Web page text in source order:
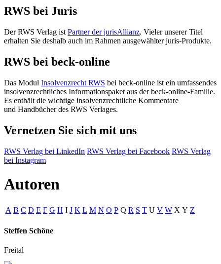
RWS bei Juris
Der RWS Verlag ist Partner der jurisAllianz. Vieler unserer Titel
erhalten Sie deshalb auch im Rahmen ausgewählter juris-Produkte.
RWS bei beck-online
Das Modul Insolvenzrecht RWS bei beck-online ist ein umfassendes
insolvenzrechtliches Informationspaket aus der beck-online-Familie.
Es enthält die wichtige insolvenzrechtliche Kommentare
und Handbücher des RWS Verlages.
Vernetzen Sie sich mit uns
RWS Verlag bei LinkedIn RWS Verlag bei Facebook RWS Verlag
bei Instagram
Autoren
A B C D E F G H I J K L M N O P Q R S T U V W X Y Z
Steffen Schöne
Freital